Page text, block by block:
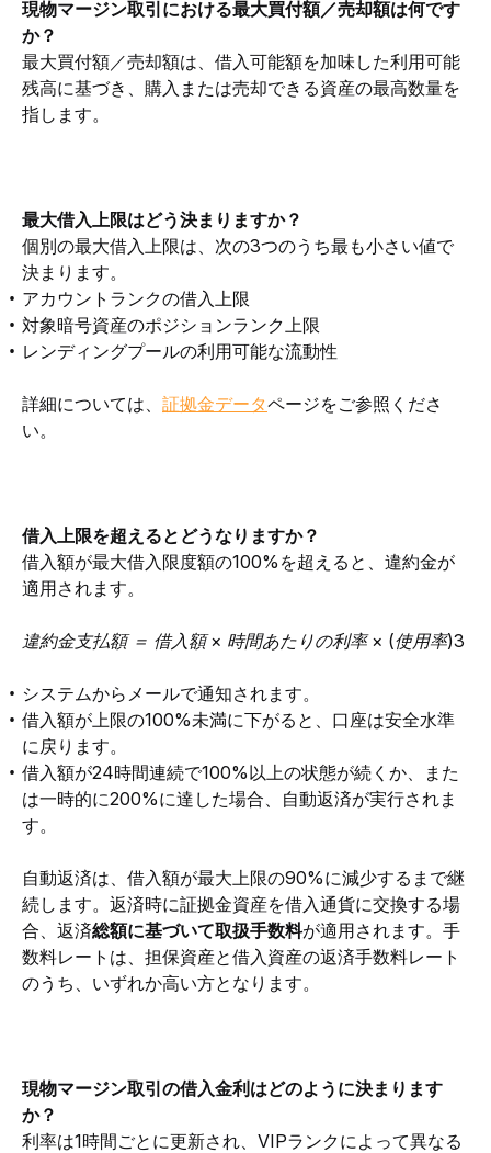
現物マージン取引における最大買付額／売却額は何です
か？
最大買付額／売却額は、借入可能額を加味した利用可能
残高に基づき、購入または売却できる資産の最高数量を
指します。
最大借入上限はどう決まりますか？
個別の最大借入上限は、次の3つのうち最も小さい値で
決まります。
アカウントランクの借入上限
対象暗号資産のポジションランク上限
レンディングプールの利用可能な流動性
詳細については、 証拠金データページをご参照くださ
い。
借入上限を超えるとどうなりますか？
借入額が最大借入限度額の100%を超えると、違約金が
適用されます。
違約金支払額 ＝ 借入額 × 時間あたりの利率 × (使用率)3
システムからメールで通知されます。
借入額が上限の100%未満に下がると、口座は安全水準
に戻ります。
借入額が24時間連続で100%以上の状態が続くか、また
は一時的に200%に達した場合、自動返済が実行されま
す。
自動返済は、借入額が最大上限の90%に減少するまで継
続します。 返済時に証拠金資産を借入通貨に交換する場
合、 返済総額に基づいて取扱手数料が適用されます。 手
数料レートは、担保資産と借入資産の返済手数料レート
のうち、いずれか高い方となります。
現物マージン取引の借入金利はどのように決まります
か？
利率は1時間ごとに更新され、VIPランクによって異なる